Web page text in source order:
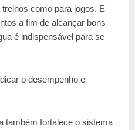
como para jogos. E
a fim de alcançar bons
é indispensável para se
o desempenho e
também fortalece o sistema